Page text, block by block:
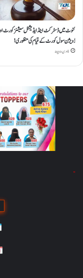
کنوٹ میں ڈسٹرکٹ اینڈ ایڈیشنل سیشنز کورٹ
ڈویژن سول کورٹ کے قیام کی منظوری!
4 دن ago
"